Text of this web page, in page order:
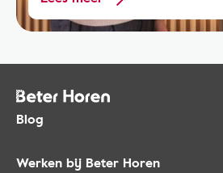
Blog
Werken bij Beter Horen